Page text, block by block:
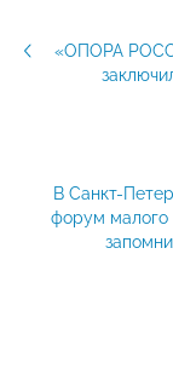
«ОПОРА
В Санкт-
форум малого